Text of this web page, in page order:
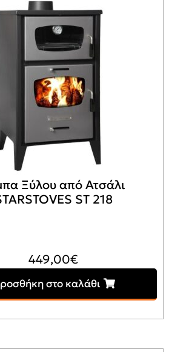
Ξύλου από Ατσάλι
ST 218
449,00€
στο καλάθι